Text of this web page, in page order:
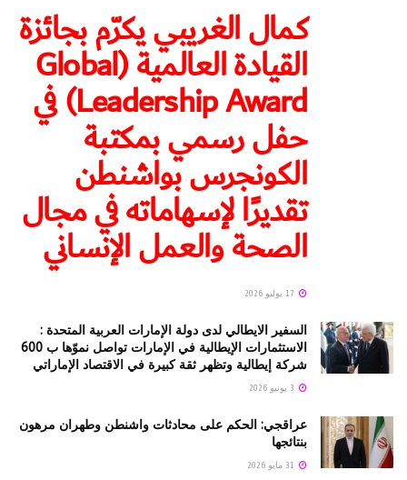
كمال الغريبي يكرّم بجائزة
القيادة العالمية (Global
Leadership Award) في
حفل رسمي بمكتبة
الكونجرس بواشنطن
تقديرًا لإسهاماته في مجال
الصحة والعمل الإنساني
السفير الايطالي لدى دولة الإمارات العربية المتحدة :
الاستثمارات الإيطالية في الإمارات تواصل نموّها ب 600
شركة إيطالية وتظهر ثقة كبيرة في الاقتصاد الإماراتي
عراقجي: الحكم على محادثات واشنطن وطهران مرهون
بنتائجها